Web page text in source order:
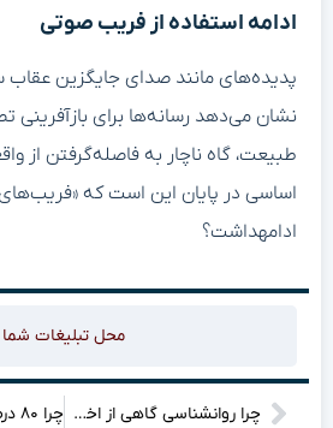
ادامه استفاده از فریب صوتی
نشان می‌دهد رسانه‌ها برای بازآفرینی
طبیعت، گاه ناچار به فاصله‌گرفتن
اساسی در پایان این است که
ادامهداشت؟
محل تبلیغات شما
چرا روانشناسی گاهی از اخلاق عقب می‌ماند؟